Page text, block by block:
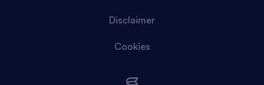
Disclaimer
Cookies